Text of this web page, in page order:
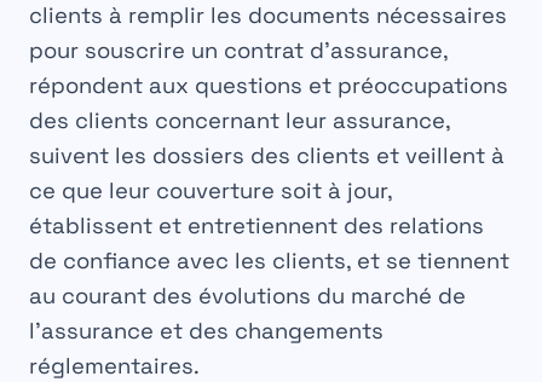
clients à remplir les documents nécessaires
pour souscrire un contrat d’assurance,
répondent aux questions et préoccupations
des clients concernant leur assurance,
suivent les dossiers des clients et veillent à
ce que leur couverture soit à jour,
établissent et entretiennent des relations
de confiance avec les clients, et se tiennent
au courant des évolutions du marché de
l’assurance et des changements
réglementaires.